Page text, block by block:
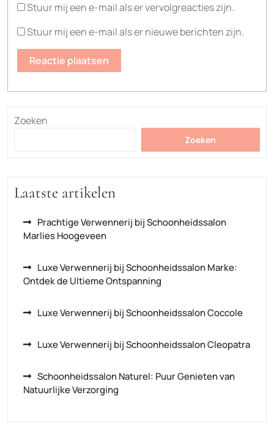
Stuur mij een e-mail als er vervolgreacties zijn.
Stuur mij een e-mail als er nieuwe berichten zijn.
Zoeken
Zoeken
Laatste artikelen
Prachtige Verwennerij bij Schoonheidssalon
Marlies Hoogeveen
Luxe Verwennerij bij Schoonheidssalon Marke:
Ontdek de Ultieme Ontspanning
Luxe Verwennerij bij Schoonheidssalon Coccole
Luxe Verwennerij bij Schoonheidssalon Cleopatra
Schoonheidssalon Naturel: Puur Genieten van
Natuurlijke Verzorging